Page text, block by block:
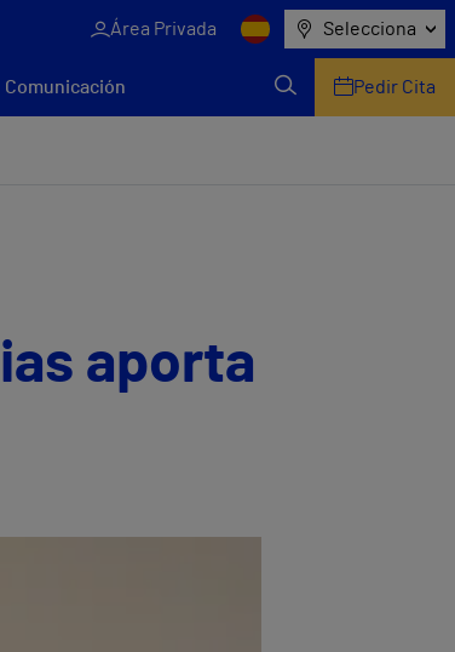
Área Privada Selecciona
Comunicación Pedir Cita
aporta